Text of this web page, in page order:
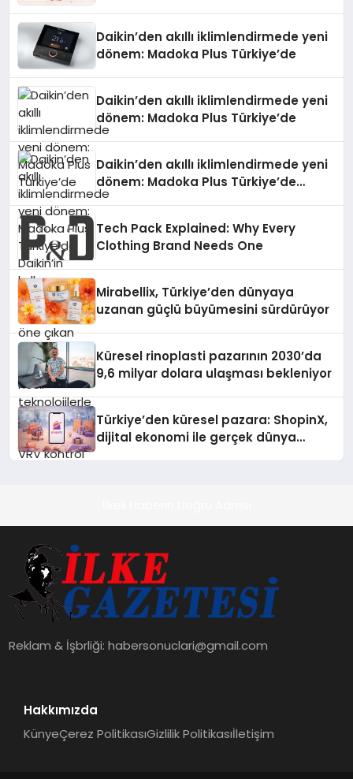
Daikin’den akıllı iklimlendirmede yeni
dönem: Madoka Plus Türkiye’de
Daikin’den akıllı iklimlendirmede yeni
dönem: Madoka Plus Türkiye’de
Daikin’den akıllı iklimlendirmede yeni
dönem: Madoka Plus Türkiye’de
Daikin’in kullanıcı dostu tasarımıyla
teknolojilerle donatılmış son modeli
VRV kontrol ünitesi Madoka Plus
Türkiye’de satışa sunuldu. Tam
dokunmatik ekranı, mobil uygulama
desteği ve akıllı sensör entegrasyonu
sayesinde iklimlendirme sistemlerinin
yönetimini daha kolay, konforlu ve
verimli hale getiriyor. Enerji
verimliliğini artırırken modern yaşam
Tech Pack Explained: Why Every
Clothing Brand Needs One
Mirabellix, Türkiye’den dünyaya
uzanan güçlü büyümesini sürdürüyor
Küresel rinoplasti pazarının 2030’da
9,6 milyar dolara ulaşması bekleniyor
Türkiye’den küresel pazara: ShopinX,
dijital ekonomi ile gerçek dünya
Reklam & İşbrliği:habersonuclari@gmail.com
Hakkımızda
KünyeÇerez PolitikasıGizlilik Politikasıİletişim